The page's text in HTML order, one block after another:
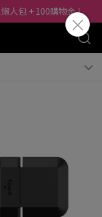
人包 + 100購物金 !